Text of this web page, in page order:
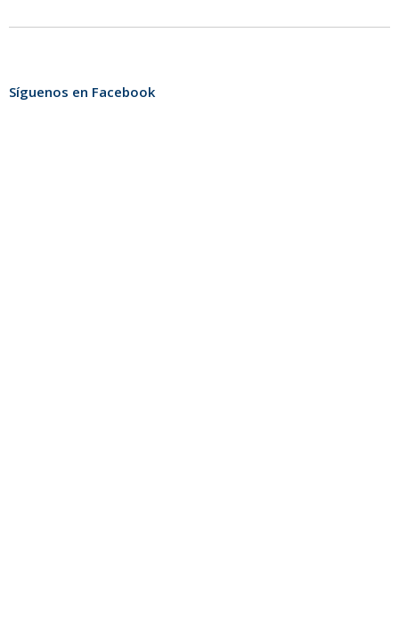
Síguenos en Facebook